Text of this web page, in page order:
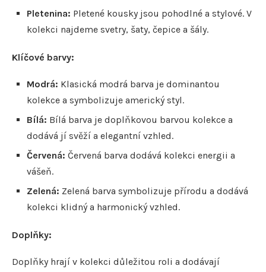
Pletenina: Pletené kousky jsou pohodlné a stylové. V
kolekci najdeme svetry, šaty, čepice a šály.
Klíčové barvy:
Modrá: Klasická modrá barva je dominantou
kolekce a symbolizuje americký styl.
Bílá: Bílá barva je doplňkovou barvou kolekce a
dodává jí svěží a elegantní vzhled.
Červená: Červená barva dodává kolekci energii a
vášeň.
Zelená: Zelená barva symbolizuje přírodu a dodává
kolekci klidný a harmonický vzhled.
Doplňky:
Doplňky hrají v kolekci důležitou roli a dodávají